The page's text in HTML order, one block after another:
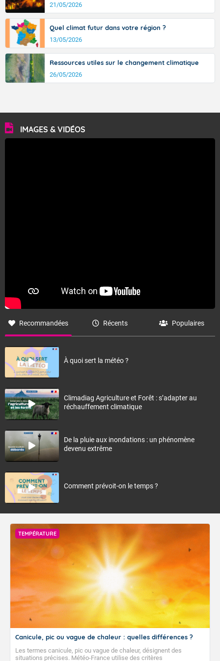
21/05/2026
Quel climat futur dans votre région ?
13/05/2026
Ressources utiles sur le changement climatique
26/05/2026
IMAGES & VIDÉOS
Recommandées Récents Populaires
À quoi sert la météo ?
Climadiag Agriculture et Forêt : s’adapter au
réchauffement climatique
De la pluie aux inondations : un phénomène
devenu extrême
Comment prévoit-on le temps ?
TEMPÉRATURE
Canicule, pic ou vague de chaleur : quelles différences ?
Les termes canicule, pic ou vague de chaleur, désignent des
situations précises. Météo-France utilise des critères